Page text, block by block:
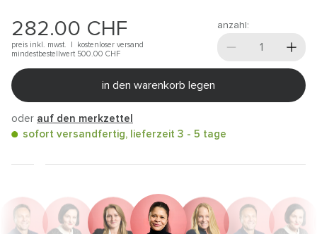
282.00 CHF
preis inkl. mwst. |
kostenloser versand
mindestbestellwert 500.00 CHF
anzahl:
in den warenkorb legen
oder auf den merkzettel
sofort versandfertig, lieferzeit 3 - 5 tage